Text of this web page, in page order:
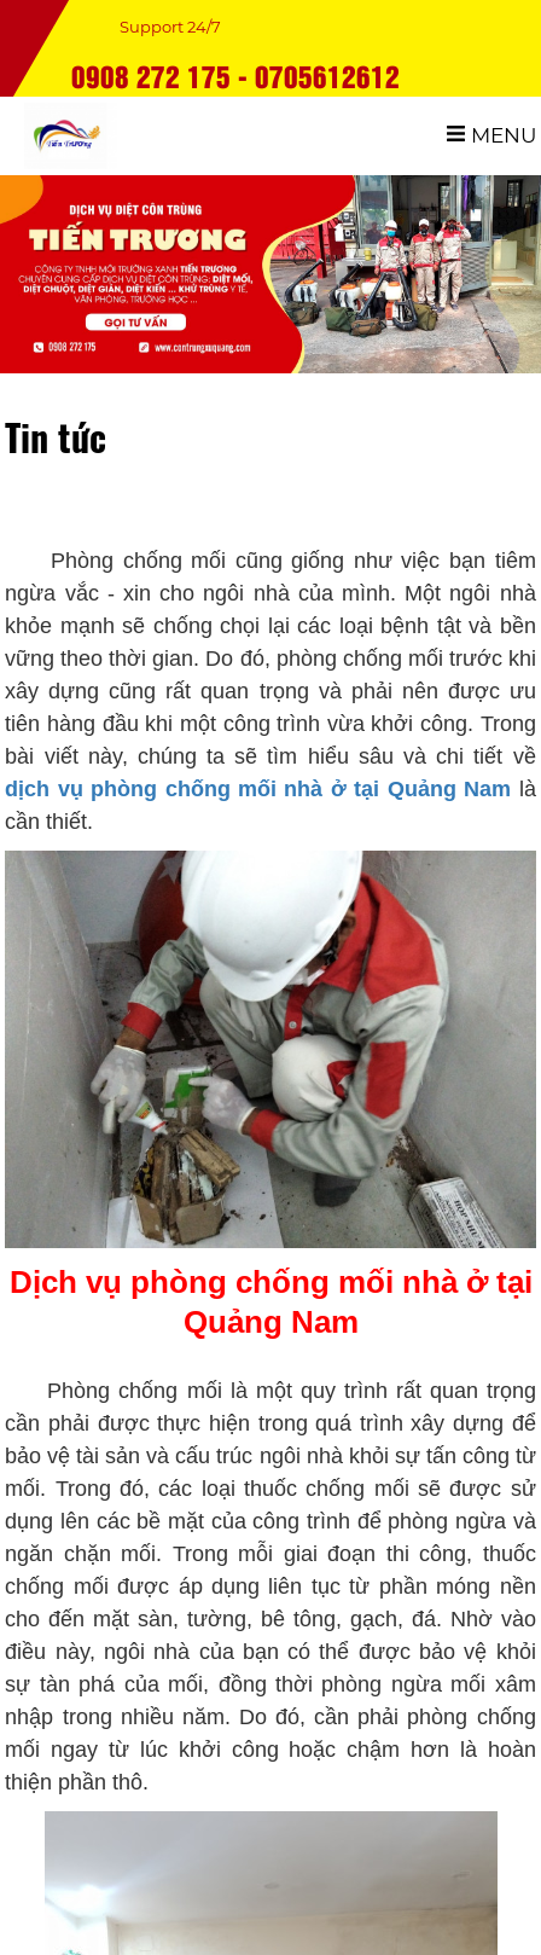
Support 24/7
0908 272 175 - 0705612612
MENU
Tin tức
Phòng chống mối cũng giống như việc bạn tiêm
ngừa vắc - xin cho ngôi nhà của mình. Một ngôi nhà
khỏe mạnh sẽ chống chọi lại các loại bệnh tật và bền
vững theo thời gian. Do đó, phòng chống mối trước khi
xây dựng cũng rất quan trọng và phải nên được ưu
tiên hàng đầu khi một công trình vừa khởi công. Trong
bài viết này, chúng ta sẽ tìm hiểu sâu và chi tiết về
dịch vụ phòng chống mối nhà ở tại Quảng Nam là
cần thiết.
Dịch vụ phòng chống mối nhà ở tại
Quảng Nam
Phòng chống mối là một quy trình rất quan trọng
cần phải được thực hiện trong quá trình xây dựng để
bảo vệ tài sản và cấu trúc ngôi nhà khỏi sự tấn công từ
mối. Trong đó, các loại thuốc chống mối sẽ được sử
dụng lên các bề mặt của công trình để phòng ngừa và
ngăn chặn mối. Trong mỗi giai đoạn thi công, thuốc
chống mối được áp dụng liên tục từ phần móng nền
cho đến mặt sàn, tường, bê tông, gạch, đá. Nhờ vào
điều này, ngôi nhà của bạn có thể được bảo vệ khỏi
sự tàn phá của mối, đồng thời phòng ngừa mối xâm
nhập trong nhiều năm. Do đó, cần phải phòng chống
mối ngay từ lúc khởi công hoặc chậm hơn là hoàn
thiện phần thô.